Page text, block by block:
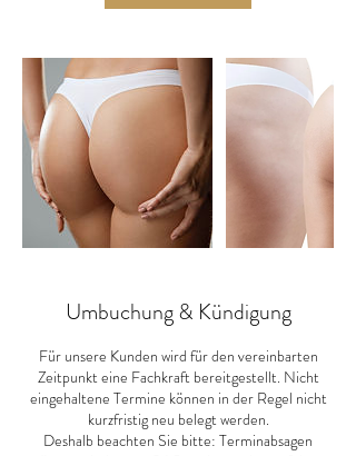
Umbuchung & Kündigung
Für unsere Kunden wird für den vereinbarten
Zeitpunkt eine Fachkraft bereitgestellt. Nicht
eingehaltene Termine können in der Regel nicht
kurzfristig neu belegt werden.
Deshalb beachten Sie bitte: Terminabsagen